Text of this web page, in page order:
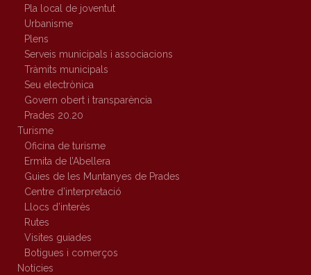
Pla local de joventut
Urbanisme
Plens
Serveis municipals i associacions
Tràmits municipals
Seu electrònica
Govern obert i transparència
Prades 20.20
Turisme
Oficina de turisme
Ermita de l’Abellera
Guies de les Muntanyes de Prades
Centre d’interpretació
Llocs d’interès
Rutes
Visites guiades
Botigues i comerços
Notícies